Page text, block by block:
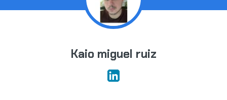
Kaio miguel ruiz